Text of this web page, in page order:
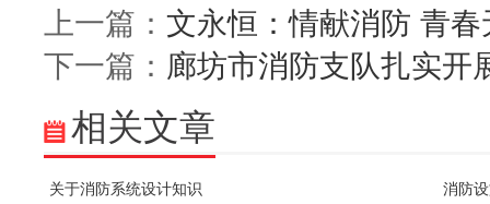
上一篇： 文永恒：情献消防 青
下一篇： 廊坊市消防支队扎实开
相关文章
关于消防系统设计知识 消防